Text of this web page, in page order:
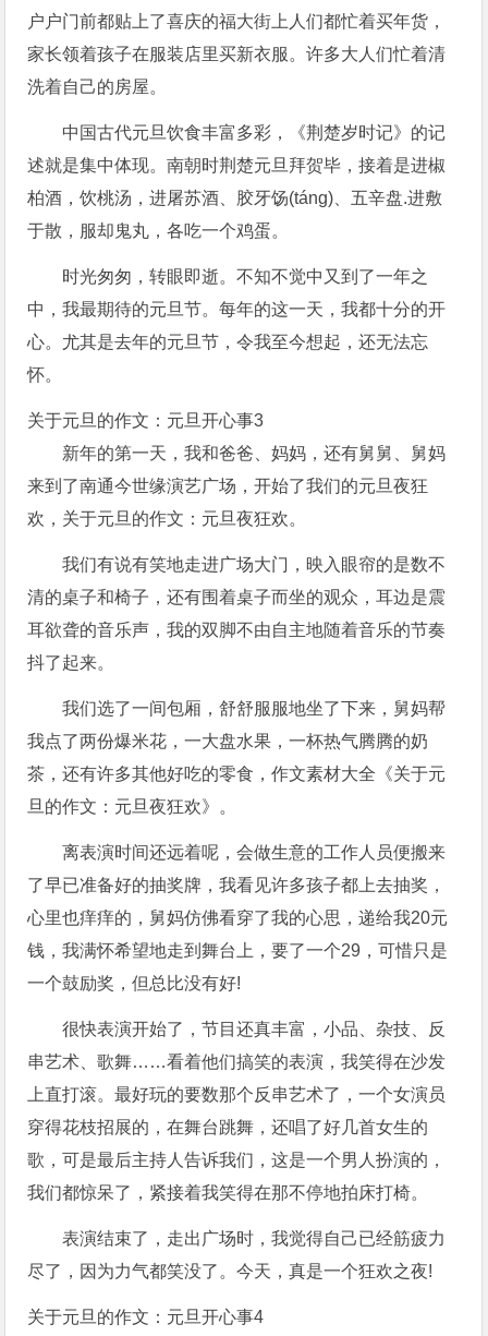
户户门前都贴上了喜庆的福大街上人们都忙着买年货，
家长领着孩子在服装店里买新衣服。许多大人们忙着清
洗着自己的房屋。
中国古代元旦饮食丰富多彩，《荆楚岁时记》的记
述就是集中体现。南朝时荆楚元旦拜贺毕，接着是进椒
柏酒，饮桃汤，进屠苏酒、胶牙饧(táng)、五辛盘.进敷
于散，服却鬼丸，各吃一个鸡蛋。
时光匆匆，转眼即逝。不知不觉中又到了一年之
中，我最期待的元旦节。每年的这一天，我都十分的开
心。尤其是去年的元旦节，令我至今想起，还无法忘
怀。
关于元旦的作文：元旦开心事3
新年的第一天，我和爸爸、妈妈，还有舅舅、舅妈
来到了南通今世缘演艺广场，开始了我们的元旦夜狂
欢，关于元旦的作文：元旦夜狂欢。
我们有说有笑地走进广场大门，映入眼帘的是数不
清的桌子和椅子，还有围着桌子而坐的观众，耳边是震
耳欲聋的音乐声，我的双脚不由自主地随着音乐的节奏
抖了起来。
我们选了一间包厢，舒舒服服地坐了下来，舅妈帮
我点了两份爆米花，一大盘水果，一杯热气腾腾的奶
茶，还有许多其他好吃的零食，作文素材大全《关于元
旦的作文：元旦夜狂欢》。
离表演时间还远着呢，会做生意的工作人员便搬来
了早已准备好的抽奖牌，我看见许多孩子都上去抽奖，
心里也痒痒的，舅妈仿佛看穿了我的心思，递给我20元
钱，我满怀希望地走到舞台上，要了一个29，可惜只是
一个鼓励奖，但总比没有好!
很快表演开始了，节目还真丰富，小品、杂技、反
串艺术、歌舞……看着他们搞笑的表演，我笑得在沙发
上直打滚。最好玩的要数那个反串艺术了，一个女演员
穿得花枝招展的，在舞台跳舞，还唱了好几首女生的
歌，可是最后主持人告诉我们，这是一个男人扮演的，
我们都惊呆了，紧接着我笑得在那不停地拍床打椅。
表演结束了，走出广场时，我觉得自己已经筋疲力
尽了，因为力气都笑没了。今天，真是一个狂欢之夜!
关于元旦的作文：元旦开心事4